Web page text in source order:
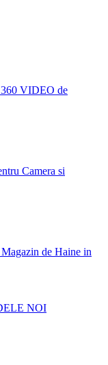
VIDEO de
Camera si
de Haine in
NOI